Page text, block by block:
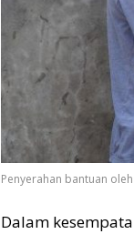
Penyerahan bantuan
Dalam